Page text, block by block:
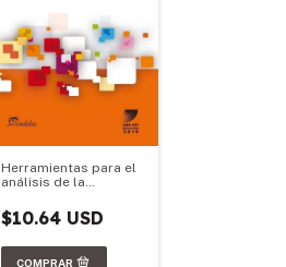
Herramientas para el
análisis de la
Ed. 2016
$10.64 USD